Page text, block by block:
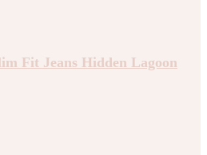
Fit Jeans Hidden Lagoon